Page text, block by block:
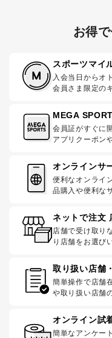
お得
スポーツマイ
入会当日からオ
会員さま限定の
MEGA
会員証がすぐに
アプリクーポン
オンラインサ
便利なオンライ
品購入や便利な
ネットで注文
店舗で受け取り
り店舗をお選び
取り扱い店舗
簡単操作で店舗
や取り扱い店舗
オンライン試
簡単なアンケー